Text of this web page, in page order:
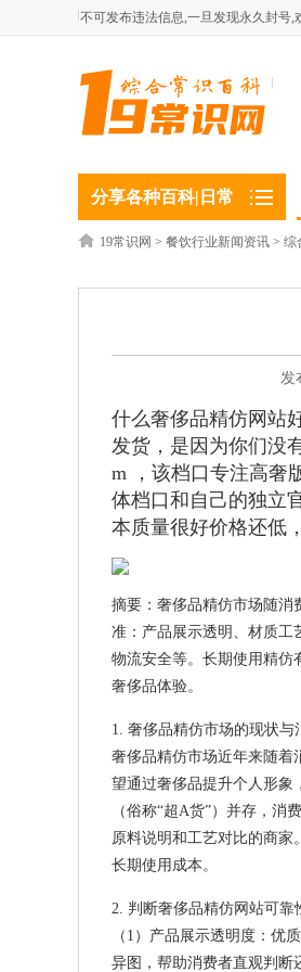
不可发布违法信息,一旦发现永久封号,
分享各种百科|日常
19常识网 > 餐饮行业新闻资讯 > 综
发
什么奢侈品精仿网站
发货，是因为你们没
m ，该档口专注高奢
体档口和自己的独立
本质量很好价格还低
摘要：奢侈品精仿市场随消
准：产品展示透明、材质工
物流安全等。长期使用精仿
奢侈品体验。
1. 奢侈品精仿市场的现状与
奢侈品精仿市场近年来随着
望通过奢侈品提升个人形象
（俗称“超A货”）并存，
原料说明和工艺对比的商
长期使用成本。
2. 判断奢侈品精仿网站可靠
（1）产品展示透明度：优
异图，帮助消费者直观判断